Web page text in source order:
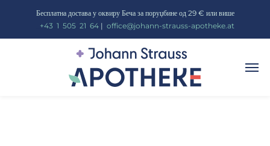
Бесплатна достава у оквиру Беча за поруџбине од 29 € или више
+43 1 505_ 21 64| office@johann-strauss-apotheke.at